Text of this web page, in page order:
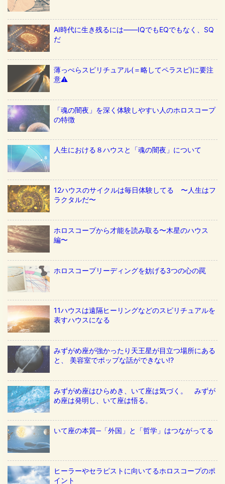
AI時代に生き残るには——IQでもEQでもなく、SQ
だ
薄っぺらスピリチュアル(＝略してペラスピ)に要注
意⚠️
「魂の闇夜」を深く体験しやすい人のホロスコープ
の特徴
人生における８ハウスと「魂の闇夜」について
12ハウスのサイクルは毎日体験してる 〜人生はフ
ラクタルだ〜
ホロスコープから才能を読み取る〜木星のハウス
編〜
ホロスコープリーディングを妨げる3つの心の罠
11ハウスは遠隔ヒーリングなどのスピリチュアルを
表すハウスになる
みずがめ座が強かったり天王星が目立つ場所にある
と、 美容室でポップな話ができない!?
みずがめ座はひらめき、いて座は気づく。 みずが
め座は発明し、いて座は悟る。
いて座の本質─「外国」と「哲学」はつながってる
ヒーラーやセラピストに向いてるホロスコープのポ
イント